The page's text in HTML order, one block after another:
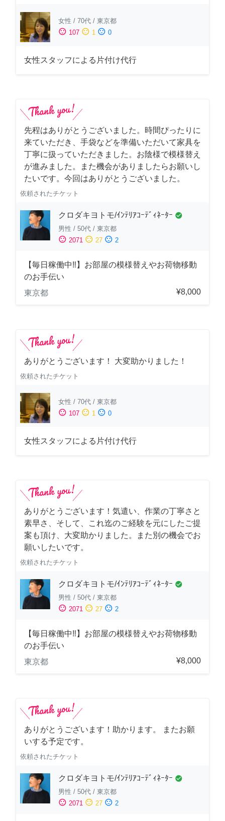
女性 / 70代 / 東京都
sentiment_satisfied 107 sentiment_neutral 1 sentiment_dissatisfied 0
女性スタッフによる片付け代行
先程はありがとうございました。時間ぴったりに
来ていただき、手袋などを準備いただいて家具を
丁寧に扱っていただきました。お陰様で模様替え
が進みました。また機会がありましたらお願いし
たいです。今回はありがとうございました。
依頼されたチケット
クロダキヨトモ/ｲﾝﾃﾘｱｺｰﾃﾞｨﾈｰﾀｰ check_circle
男性 / 50代 / 東京都
sentiment_satisfied 2071 sentiment_neutral 27 sentiment_dissatisfied 2
【毎日稼働中‼︎】お部屋の模様替えやお荷物移動
のお手伝い
東京都
¥8,000
ありがとうございます！ 大変助かりました！
依頼されたチケット
女性 / 70代 / 東京都
sentiment_satisfied 107 sentiment_neutral 1 sentiment_dissatisfied 0
女性スタッフによる片付け代行
ありがとうございます！気遣い、作業の丁寧さと
素早さ、そして、これ迄のご経験を元にしたご提
案も頂け、大変助かりました。また別の機会でお
願いしたいです。
依頼されたチケット
クロダキヨトモ/ｲﾝﾃﾘｱｺｰﾃﾞｨﾈｰﾀｰ check_circle
男性 / 50代 / 東京都
sentiment_satisfied 2071 sentiment_neutral 27 sentiment_dissatisfied 2
【毎日稼働中‼︎】お部屋の模様替えやお荷物移動
のお手伝い
東京都
¥8,000
ありがとうございます！助かります。 またお願
いする予定です。
依頼されたチケット
クロダキヨトモ/ｲﾝﾃﾘｱｺｰﾃﾞｨﾈｰﾀｰ check_circle
男性 / 50代 / 東京都
sentiment_satisfied 2071 sentiment_neutral 27 sentiment_dissatisfied 2